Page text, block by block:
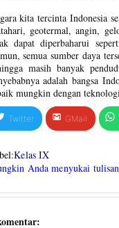
kita tercinta Indonesia
geotermal, angin,
dapat diperbaharui
semua sumber daya
masih banyak
adalah bangsa
mungkin dengan
Twitter GMail
Kelas IX
Anda menyukai